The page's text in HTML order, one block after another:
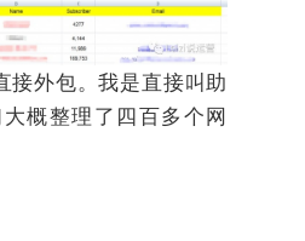
接外包。我是直接叫助
概整理了四百多个网